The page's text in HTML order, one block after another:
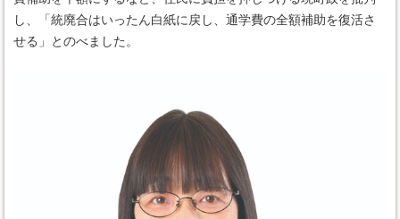
し、「統廃合はいったん白紙に戻し、通学費の全額補助を復活さ
せる」とのべました。